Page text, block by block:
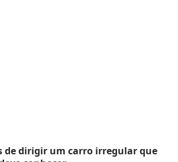
de dirigir um carro irregular que